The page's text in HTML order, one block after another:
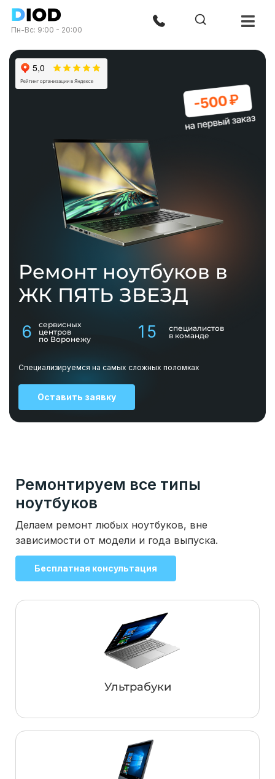
Пн-Вс: 9:00 - 20:00
Ремонт ноутбуков в
ЖК ПЯТЬ ЗВЕЗД
6
сервисных
центров
по Воронежу
15
специалистов
в команде
Специализируемся на самых сложных поломках
Оставить заявку
Ремонтируем все типы
ноутбуков
Делаем ремонт любых ноутбуков, вне
зависимости от модели и года выпуска.
Бесплатная консультация
Ультрабуки